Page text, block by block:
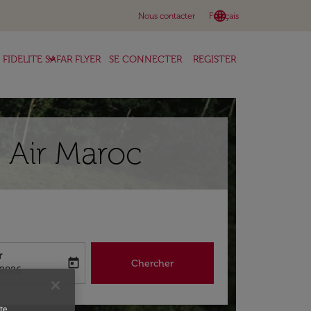
Nous contacter language
Français
keyboard_arrow_down
FIDELITE SAFAR FLYER
keyboard_arrow_down SE CONNECTER REGISTER
Air Maroc
return-date-aria-label
today Chercher